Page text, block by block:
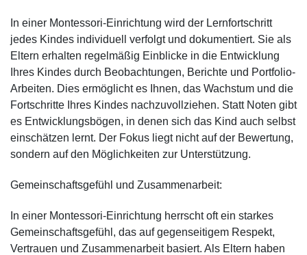
In einer Montessori-Einrichtung wird der Lernfortschritt
jedes Kindes individuell verfolgt und dokumentiert. Sie als
Eltern erhalten regelmäßig Einblicke in die Entwicklung
Ihres Kindes durch Beobachtungen, Berichte und Portfolio-
Arbeiten. Dies ermöglicht es Ihnen, das Wachstum und die
Fortschritte Ihres Kindes nachzuvollziehen. Statt Noten gibt
es Entwicklungsbögen, in denen sich das Kind auch selbst
einschätzen lernt. Der Fokus liegt nicht auf der Bewertung,
sondern auf den Möglichkeiten zur Unterstützung.
Gemeinschaftsgefühl und Zusammenarbeit:
In einer Montessori-Einrichtung herrscht oft ein starkes
Gemeinschaftsgefühl, das auf gegenseitigem Respekt,
Vertrauen und Zusammenarbeit basiert. Als Eltern haben